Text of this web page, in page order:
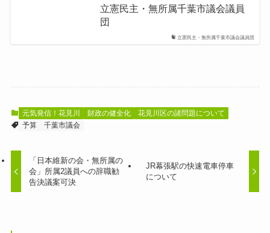
立憲民主・無所属千葉市議会議員団
立憲民主・無所属千葉市議会議員
団
元気発信！花見川 財政の健全化
花見川区の諸問題について
予算
千葉市議会
「日本維新の会・無所属の
会」所属2議員への辞職勧
告決議案可決
JR幕張駅の快速電車停車
について